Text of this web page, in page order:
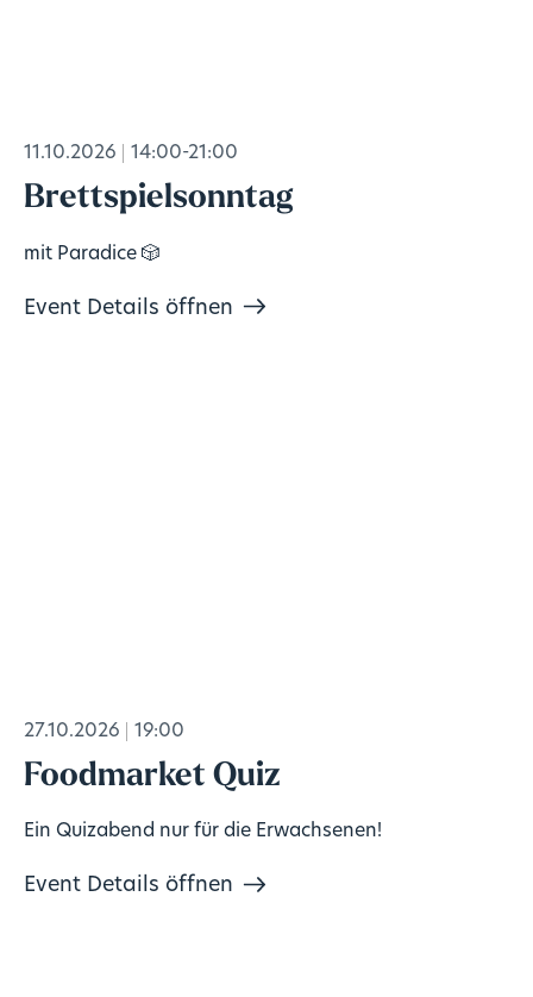
11.10.2026 14:00-21:00
Brettspielsonntag
mit Paradice 🎲
Event Details öffnen
27.10.2026 19:00
Foodmarket Quiz
Ein Quizabend nur für die Erwachsenen!
Event Details öffnen